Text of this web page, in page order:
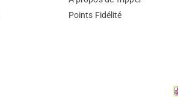
Points Fidélité